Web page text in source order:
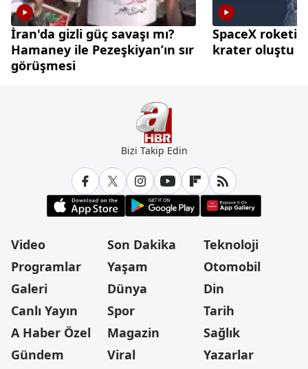
İran'da gizli güç savaşı mı?
Hamaney ile Pezeşkiyan’ın sır
görüşmesi
SpaceX roketi
krater oluştu
Bizi Takip Edin
Video
Programlar
Galeri
Canlı Yayın
A Haber Özel
Gündem
Son Dakika
Yaşam
Dünya
Spor
Magazin
Viral
Teknoloji
Otomobil
Din
Tarih
Sağlık
Yazarlar